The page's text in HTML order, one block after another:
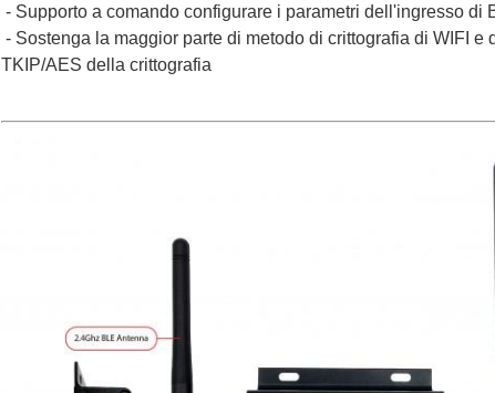
- Supporto a comando configurare i parametri dell'ingresso di
TKIP/AES della crittografia